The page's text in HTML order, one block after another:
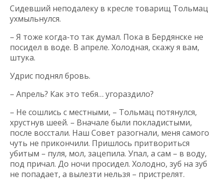
Сидевший неподалеку в кресле товарищ Тольмац
ухмыльнулся.
– Я тоже когда-то так думал. Пока в Бердянске не
посидел в воде. В апреле. Холодная, скажу я вам,
штука.
Удрис поднял бровь.
– Апрель? Как это тебя… угораздило?
– Не сошлись с местными, – Тольмац потянулся,
хрустнув шеей. – Вначале были покладистыми,
после восстали. Наш Совет разогнали, меня самого
чуть не прикончили. Пришлось притвориться
убитым – пуля, мол, зацепила. Упал, а сам – в воду,
под причал. До ночи просидел. Холодно, зуб на зуб
не попадает, а вылезти нельзя – пристрелят.